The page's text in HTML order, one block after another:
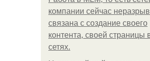
компании сейчас
связана с создание своего
контента, своей страницы
сетях.